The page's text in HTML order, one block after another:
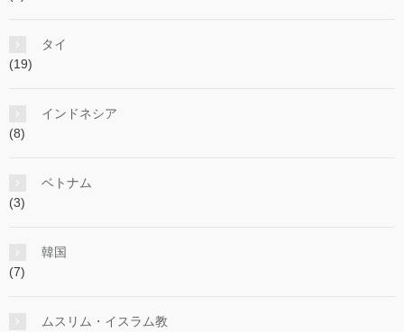
タイ
(19)
インドネシア
(8)
ベトナム
(3)
韓国
(7)
ムスリム・イスラム教